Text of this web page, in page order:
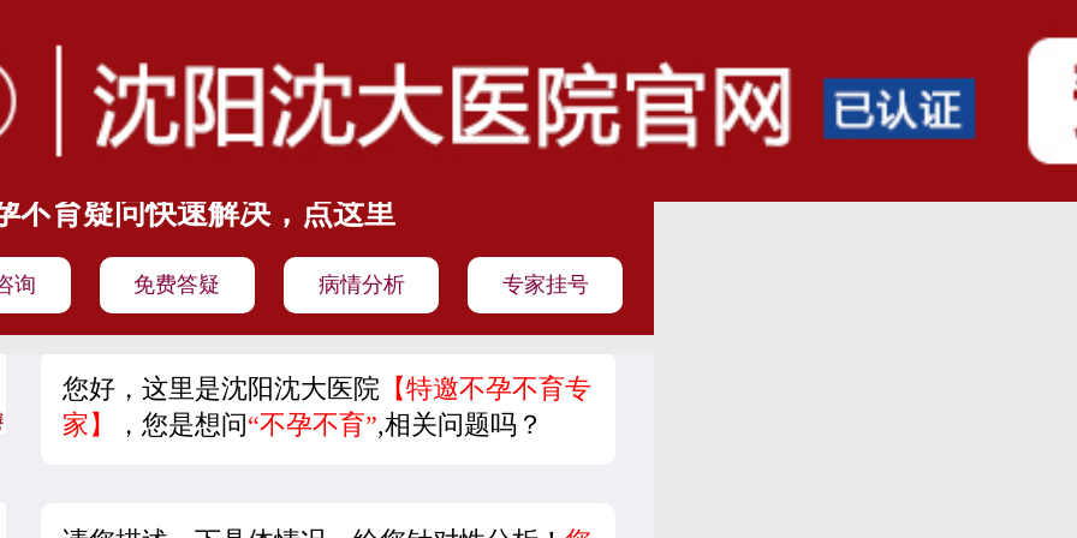
不育疑问快速解决，点这里
询 免费答疑 病情分析 专家挂号
您好，这里是沈阳沈大医院【特邀不孕不育专
家】
，您是想问“不孕不育”,相关问题吗？